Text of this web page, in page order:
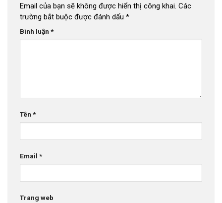
Email của bạn sẽ không được hiển thị công khai. Các
trường bắt buộc được đánh dấu *
Bình luận *
Tên *
Email *
Trang web